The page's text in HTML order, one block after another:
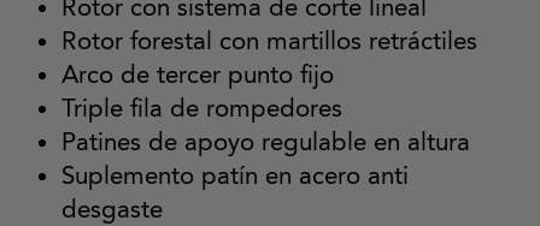
Rotor con sistema de corte lineal
Rotor forestal con martillos retráctiles
Arco de tercer punto fijo
Triple fila de rompedores
Patines de apoyo regulable en altura
Suplemento patín en acero anti
desgaste